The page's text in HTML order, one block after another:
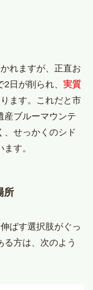
れますが、正直お
日が削られ、 実質
ます。これだと市
産ブルーマウンテ
、せっかくのシド
す。
所
ばす選択肢がぐっ
る方は、次のよう